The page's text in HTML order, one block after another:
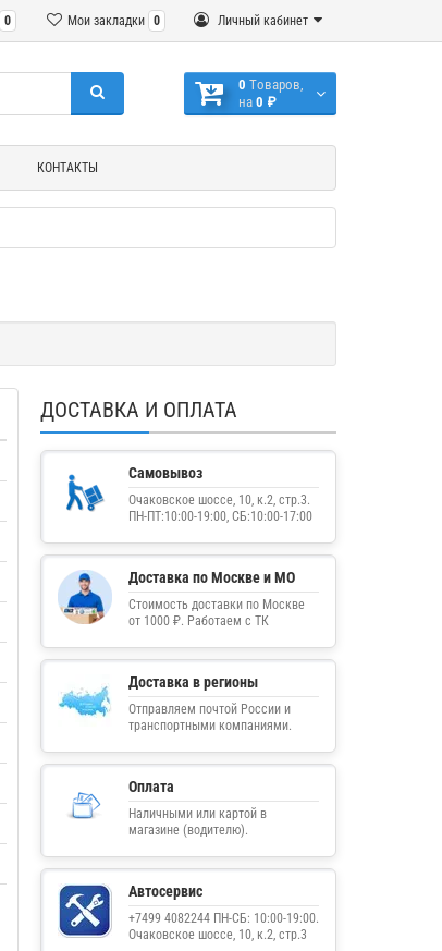
Личный кабинет
Мои закладки 0
0
0 Tоваров,
на 0 ₽
КОНТАКТЫ
ДОСТАВКА И ОПЛАТА
Самовывоз
Очаковское шоссе, 10, к.2, стр.3.
ПН-ПТ:10:00-19:00, СБ:10:00-17:00
Доставка по Москве и МО
Стоимость доставки по Москве
от 1000 ₽. Работаем с ТК
Доставка в регионы
Отправляем почтой России и
транспортными компаниями.
Оплата
Наличными или картой в
магазине (водителю).
Автосервис
+7499 4082244 ПН-СБ: 10:00-19:00.
Очаковское шоссе, 10, к.2, стр.3